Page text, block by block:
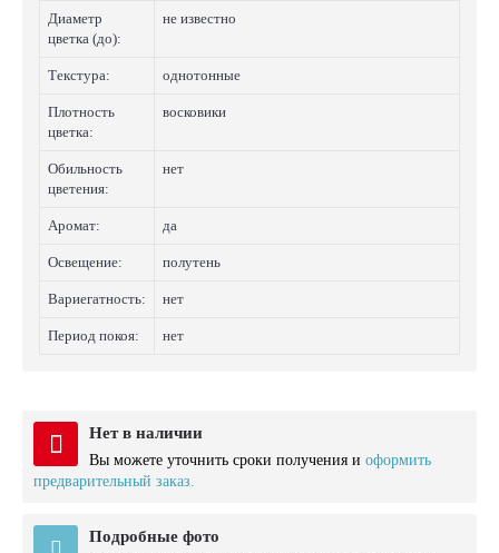
Диаметр
цветка (до):
не известно
Текстура: однотонные
Плотность
цветка:
восковики
Обильность
цветения:
нет
Аромат: да
Освещение: полутень
Вариегатность: нет
Период покоя: нет
Нет в наличии
Вы можете уточнить сроки получения и оформить
предварительный заказ.
Подробные фото